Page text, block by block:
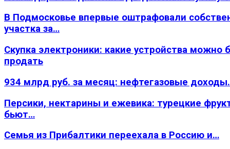
В Подмосковье впервые оштрафовали
участка за…
Скупка электроники: какие устройства можно
продать
934 млрд руб. за месяц: нефтегазовые
Персики, нектарины и ежевика: турецкие
бьют…
Семья из Прибалтики переехала в Россию и…